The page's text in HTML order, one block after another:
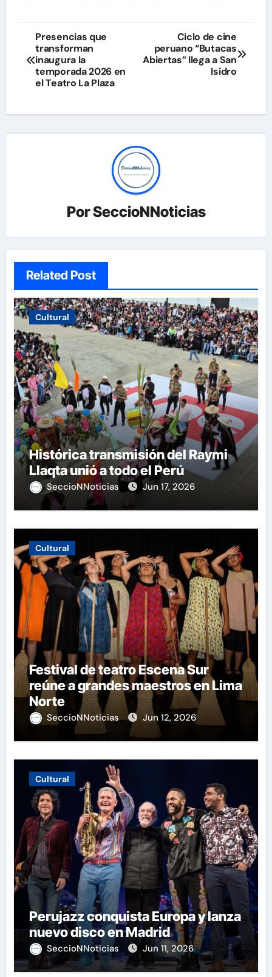
Navegación
de
entradas
Presencias que
transforman
inaugura la
temporada 2026 en
el Teatro La Plaza
Ciclo de cine
peruano “Butacas
Abiertas” llega a San
Isidro
PorSeccioNNoticias
Related Post
Cultural
Histórica transmisión del Raymi
Llaqta unió a todo el Perú
SeccioNNoticias Jun 17, 2026
Cultural
Festival de teatro Escena Sur
reúne a grandes maestros en Lima
Norte
SeccioNNoticias Jun 12, 2026
Cultural
Perujazz conquista Europa y lanza
nuevo disco en Madrid
SeccioNNoticias Jun 11, 2026